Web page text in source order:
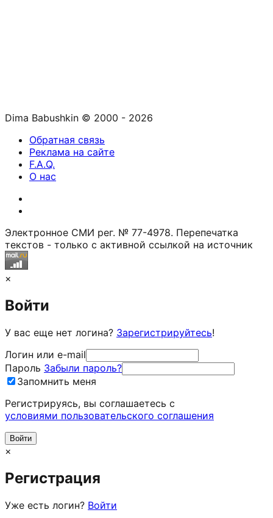
Dima Babushkin © 2000 - 2026
Обратная связь
Реклама на сайте
F.A.Q.
О нас
Электронное СМИ рег. № 77-4978. Перепечатка
текстов - только с активной ссылкой на источник
×
Войти
У вас еще нет логина? Зарегистрируйтесь!
Логин или e-mail
Пароль Забыли пароль?
Запомнить меня
Регистрируясь, вы соглашаетесь c
условиями пользовательского соглашения
×
Регистрация
Уже есть логин? Войти